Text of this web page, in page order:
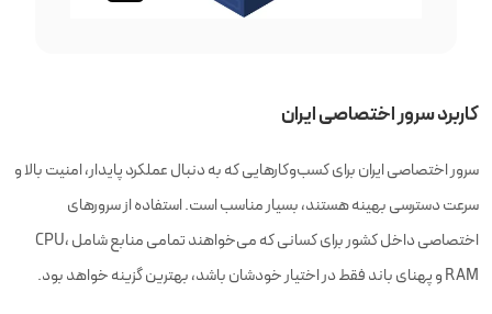
کاربرد سرور اختصاصی ایران
سرور اختصاصی ایران برای کسب‌وکارهایی که به دنبال عملکرد پایدار، امنیت بالا و
سرعت دسترسی بهینه هستند، بسیار مناسب است. استفاده از سرورهای
اختصاصی داخل کشور برای کسانی که می‌خواهند تمامی منابع شامل CPU،
RAM و پهنای باند فقط در اختیار خودشان باشد، بهترین گزینه خواهد بود.